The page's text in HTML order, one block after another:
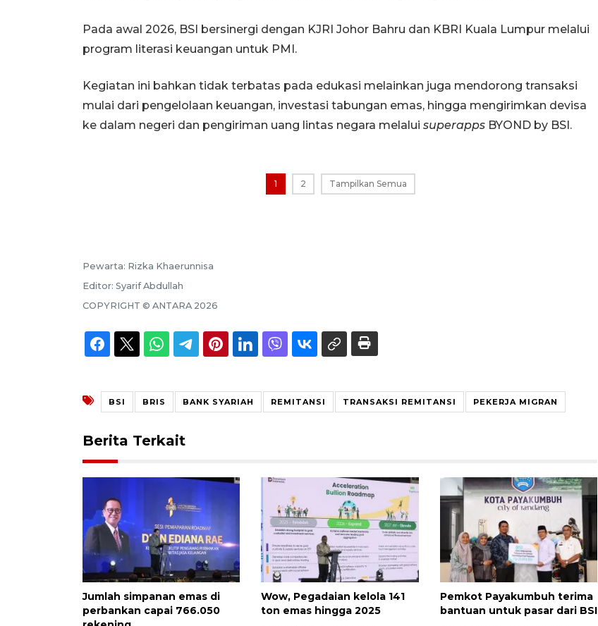
Pada awal 2026, BSI bersinergi dengan KJRI Johor Bahru dan KBRI Kuala Lumpur melalui
program literasi keuangan untuk PMI.
Kegiatan ini bahkan tidak terbatas pada edukasi melainkan juga mendorong transaksi
mulai dari pengelolaan keuangan, investasi tabungan emas, hingga mengirimkan devisa
ke dalam negeri dan pengiriman uang lintas negara melalui superapps BYOND by BSI.
1 2 Tampilkan Semua
Pewarta: Rizka Khaerunnisa
Editor: Syarif Abdullah
COPYRIGHT © ANTARA 2026
BSI BRIS BANK SYARIAH REMITANSI TRANSAKSI REMITANSI PEKERJA MIGRAN
Berita Terkait
Jumlah simpanan emas di
perbankan capai 766.050
Wow, Pegadaian kelola 141
ton emas hingga 2025
Pemkot Payakumbuh terima
bantuan untuk pasar dari BSI